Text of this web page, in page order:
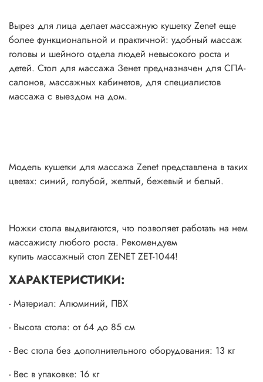
Вырез для лица делает массажную кушетку Zenet еще
более функциональной и практичной: удобный массаж
головы и шейного отдела людей невысокого роста и
детей. Стол для массажа Зенет предназначен для СПА-
салонов, массажных кабинетов, для специалистов
массажа с выездом на дом.
Модель кушетки для массажа Zenet представлена в таких
цветах: синий, голубой, желтый, бежевый и белый.
Ножки стола выдвигаются, что позволяет работать на нем
массажисту любого роста. Рекомендуем
купить массажный стол ZENET ZET-1044!
ХАРАКТЕРИСТИКИ:
- Материал: Алюминий, ПВХ
- Высота стола: от 64 до 85 см
- Вес стола без дополнительного оборудования: 13 кг
- Вес в упаковке: 16 кг